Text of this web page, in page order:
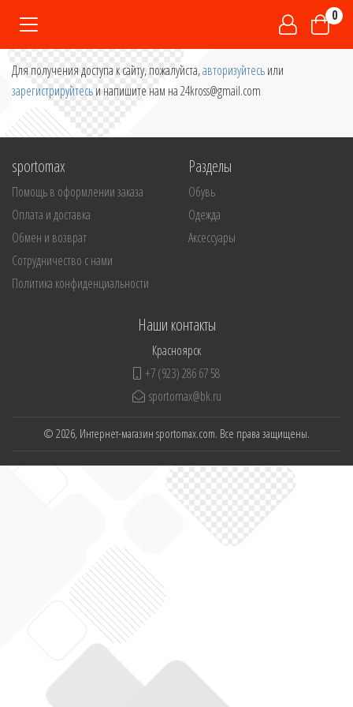
0
Для получения доступа к сайту, пожалуйста,авторизуйтесьили
зарегистрируйтесьи напишите нам на 24kross@gmail.com
sportomax
Помощь в оформлении заказа
Оплата и доставка
Обмен и возврат
Сотрудничество с нами
Политика конфиденциальности
Разделы
Обувь
Одежда
Аксессуары
Наши контакты
Красноярск
+7 (923) 286 67 58
sportomax@bk.ru
© 2026, Интернет-магазин sportomax.com. Все права защищены.